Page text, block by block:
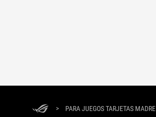
> PARA JUEGOS TARJETAS MADRE